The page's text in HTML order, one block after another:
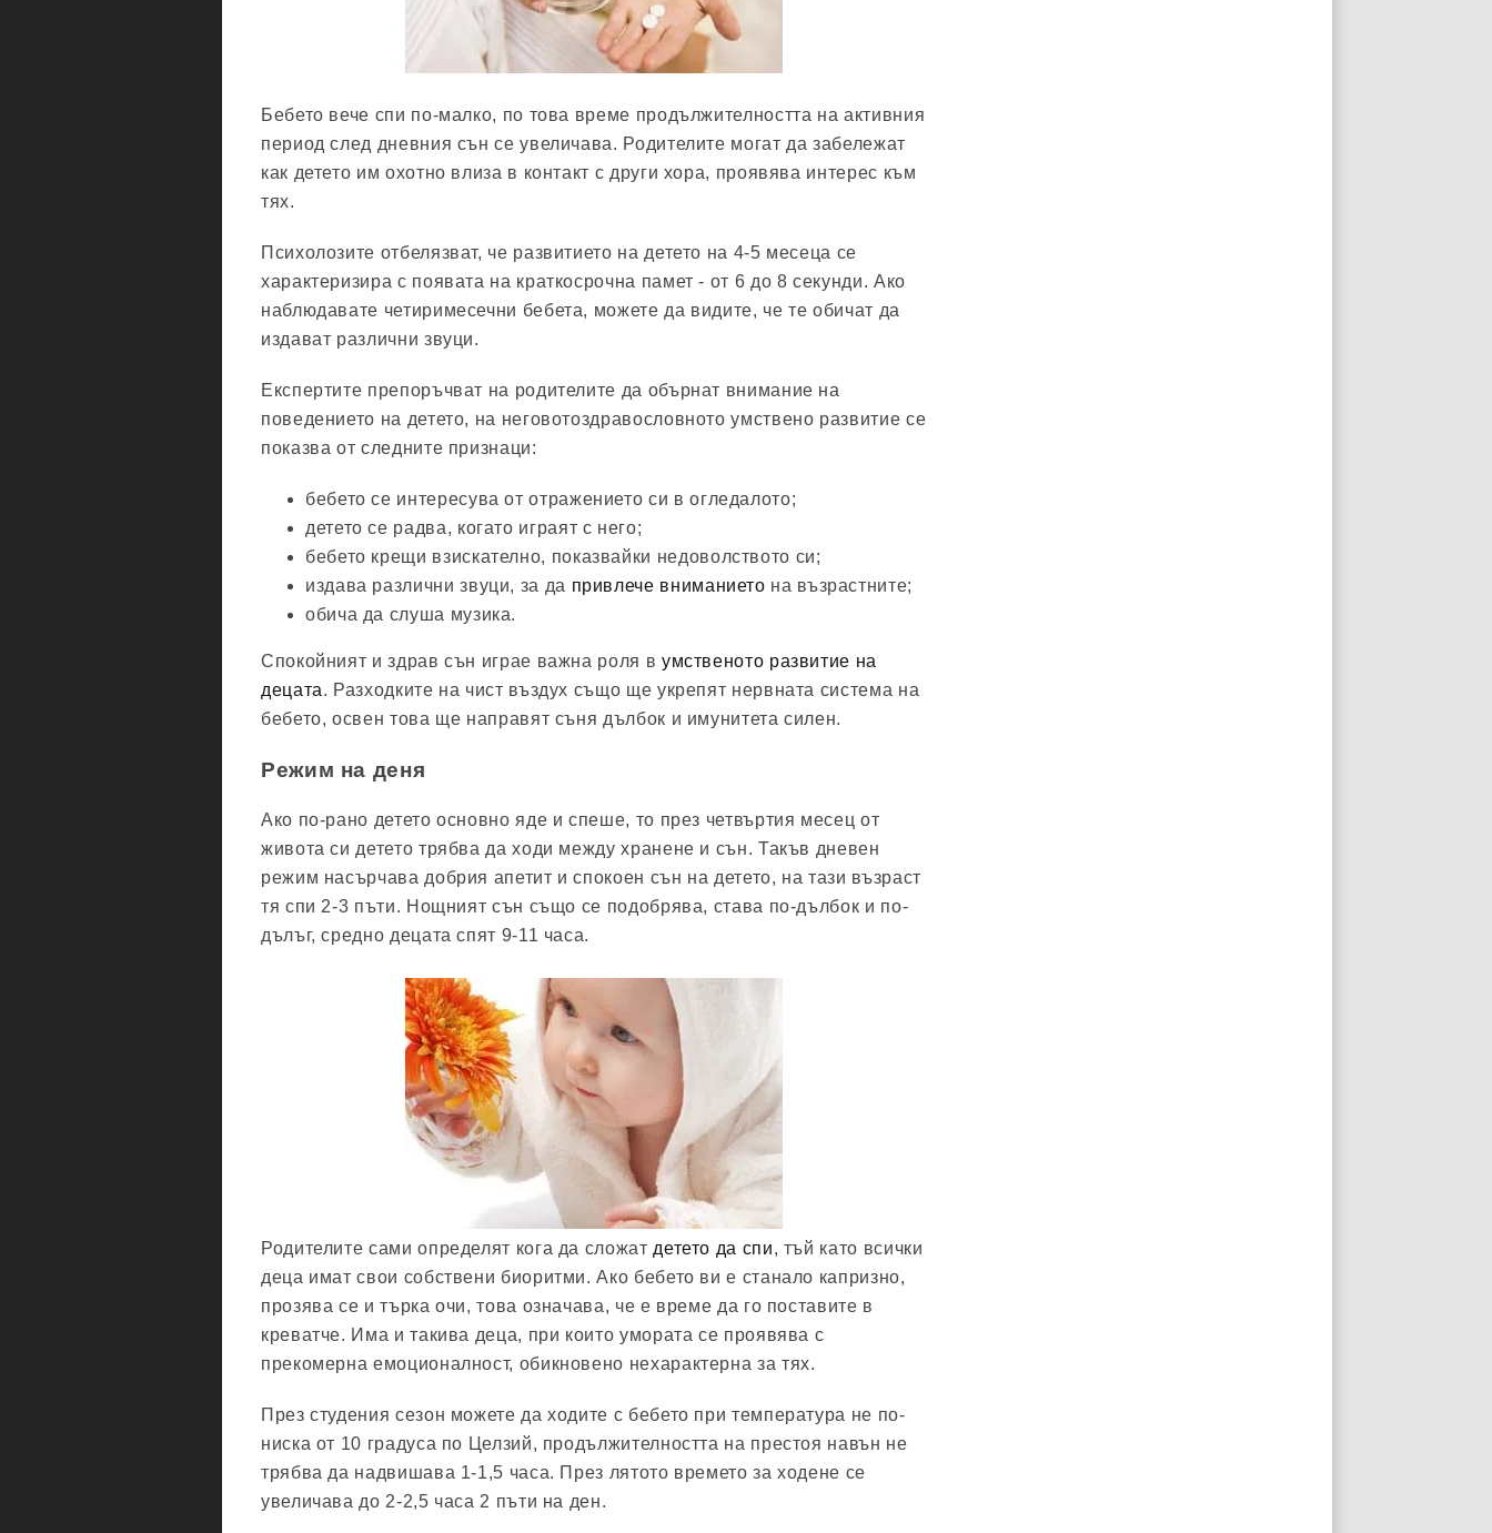
Бебето вече спи по-малко, по това време продължителността на активния
период след дневния сън се увеличава. Родителите могат да забележат
как детето им охотно влиза в контакт с други хора, проявява интерес към
тях.
Психолозите отбелязват, че развитието на детето на 4-5 месеца се
характеризира с появата на краткосрочна памет - от 6 до 8 секунди. Ако
наблюдавате четиримесечни бебета, можете да видите, че те обичат да
издават различни звуци.
Експертите препоръчват на родителите да обърнат внимание на
поведението на детето, на неговотоздравословното умствено развитие се
показва от следните признаци:
бебето се интересува от отражението си в огледалото;
детето се радва, когато играят с него;
бебето крещи взискателно, показвайки недоволството си;
издава различни звуци, за да привлече вниманието на възрастните;
обича да слуша музика.
Спокойният и здрав сън играе важна роля в умственото развитие на
децата. Разходките на чист въздух също ще укрепят нервната система на
бебето, освен това ще направят съня дълбок и имунитета силен.
Режим на деня
Ако по-рано детето основно яде и спеше, то през четвъртия месец от
живота си детето трябва да ходи между хранене и сън. Такъв дневен
режим насърчава добрия апетит и спокоен сън на детето, на тази възраст
тя спи 2-3 пъти. Нощният сън също се подобрява, става по-дълбок и по-
дълъг, средно децата спят 9-11 часа.
Родителите сами определят кога да сложат детето да спи, тъй като всички
деца имат свои собствени биоритми. Ако бебето ви е станало капризно,
прозява се и търка очи, това означава, че е време да го поставите в
креватче. Има и такива деца, при които умората се проявява с
прекомерна емоционалност, обикновено нехарактерна за тях.
През студения сезон можете да ходите с бебето при температура не по-
ниска от 10 градуса по Целзий, продължителността на престоя навън не
трябва да надвишава 1-1,5 часа. През лятото времето за ходене се
увеличава до 2-2,5 часа 2 пъти на ден.